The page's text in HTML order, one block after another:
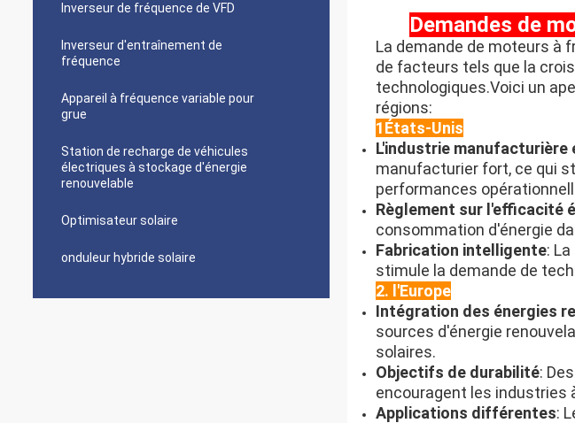
Inverseur de fréquence de VFD
Inverseur d'entraînement de
fréquence
Appareil à fréquence variable pour
grue
Station de recharge de véhicules
électriques à stockage d'énergie
renouvelable
Optimisateur solaire
onduleur hybride solaire
Demandes de
La demande de moteurs à
de facteurs tels que la
technologiques.Voici un
régions:
1États-Unis
L'industrie
manufacturier fort, ce qui
performances
Règlement sur l'efficacité
consommation d'énergie
Fabrication intelligente:
stimule la demande de
2. l'Europe
Intégration des énergies
sources d'énergie
solaires.
Objectifs de durabilité:
encouragent les industries
Applications différentes: